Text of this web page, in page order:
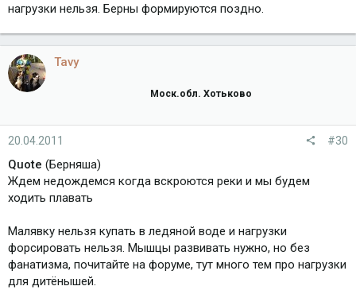
нагрузки нельзя. Берны формируются поздно.
Tavy
Моск.обл. Хотьково
20.04.2011 #30
Quote (Берняша)
Ждем недождемся когда вскроются реки и мы будем
ходить плавать
Малявку нельзя купать в ледяной воде и нагрузки
форсировать нельзя. Мышцы развивать нужно, но без
фанатизма, почитайте на форуме, тут много тем про нагрузки
для дитёнышей.